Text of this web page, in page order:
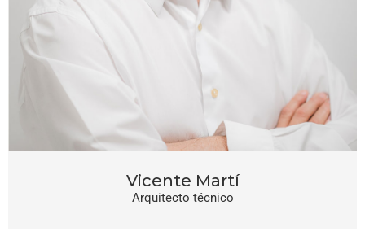
Vicente Martí
Arquitecto técnico